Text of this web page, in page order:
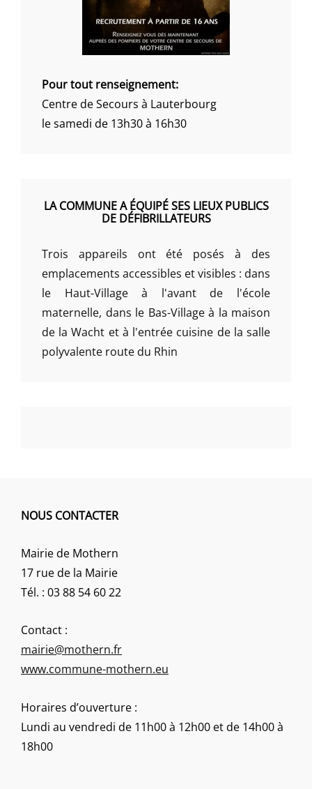
Pour tout renseignement:
Centre de Secours à Lauterbourg
le samedi de 13h30 à 16h30
LA COMMUNE A ÉQUIPÉ SES LIEUX PUBLICS
DE DÉFIBRILLATEURS
Trois appareils ont été posés à des
emplacements accessibles et visibles : dans
le Haut-Village à l'avant de l'école
maternelle, dans le Bas-Village à la maison
de la Wacht et à l'entrée cuisine de la salle
polyvalente route du Rhin
NOUS CONTACTER
Mairie de Mothern
17 rue de la Mairie
Tél. : 03 88 54 60 22
Contact :
mairie@mothern.fr
www.commune-mothern.eu
Horaires d’ouverture :
Lundi au vendredi de 11h00 à 12h00 et de 14h00 à
18h00